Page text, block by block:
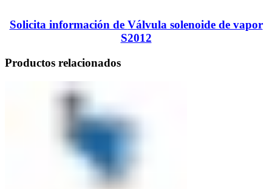
Solicita información de Válvula solenoide de vapor
S2012
Productos relacionados